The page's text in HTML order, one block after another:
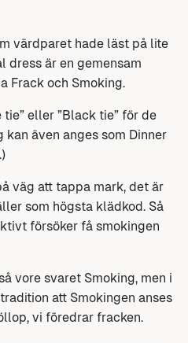
värdparet hade läst på lite
dress är en gemensam
Frack och Smoking.
tie” eller ”Black tie” för de
även anges som Dinner
väg att tappa mark, det är
som högsta klädkod. Så
försöker få smokingen
vore svaret Smoking, men i
att Smokingen anses
vi föredrar fracken.